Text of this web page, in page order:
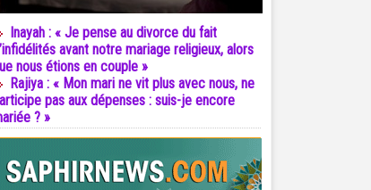
Inayah : « Je pense au divorce du fait
avant notre mariage religieux, alors
nous étions en couple »
Rajiya : « Mon mari ne vit plus avec nous, ne
pas aux dépenses : suis-je encore
? »